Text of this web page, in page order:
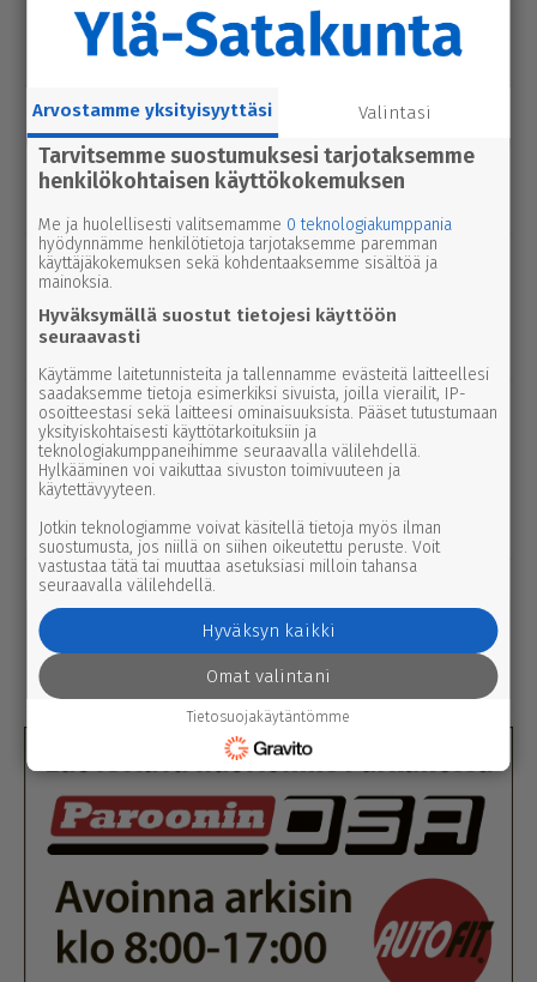
hinko Par­ka­nossa – toi­min­toja jär­jes­
tel­lään par­hail­laan uusiksi
urheilu7.8.2026 14.00
Janne Ojala näkee Parkanon ase­man­
seu­dussa mah­dol­li­suu­den ravi- ja
tapah­tu­ma­kes­kuk­selle
uutinen6.8.2026 2.55
Elisa parantaa 5g-yhteyksiä Karviassa
ja Par­ka­nossa – seuraavan suku­pol­
ven tekniikka kolkuttaa jo ovella
uutinen5.8.2026 12.00
Pääl­lys­tys­työt hidas­ta­vat lii­ken­nettä
3-tiellä Ikaa­lis­ten suunnalla – syys­
kuussa uutta pintaa Kui­vas­jär­ven
suunnalle
uutinen 7.8.2026 3.00
Afrik­ka­lai­nen sikarutto tuli Kaakkois-
Suomeen – vil­li­si­ka­ha­vain­noista on
nyt syytä ilmoittaa myös täällä
Arvostamme yksityisyyttäsi Valintasi
Tarvitsemme suostumuksesi tarjotaksemme
henkilökohtaisen käyttökokemuksen
Me ja huolellisesti valitsemamme 0 teknologiakumppania
hyödynnämme henkilötietoja tarjotaksemme paremman
käyttäjäkokemuksen sekä kohdentaaksemme sisältöä ja
mainoksia.
Hyväksymällä suostut tietojesi käyttöön
seuraavasti
Käytämme laitetunnisteita ja tallennamme evästeitä laitteellesi
saadaksemme tietoja esimerkiksi sivuista, joilla vierailit, IP-
osoitteestasi sekä laitteesi ominaisuuksista. Pääset tutustumaan
yksityiskohtaisesti käyttötarkoituksiin ja
teknologiakumppaneihimme seuraavalla välilehdellä.
Hylkääminen voi vaikuttaa sivuston toimivuuteen ja
käytettävyyteen.
Jotkin teknologiamme voivat käsitellä tietoja myös ilman
suostumusta, jos niillä on siihen oikeutettu peruste. Voit
vastustaa tätä tai muuttaa asetuksiasi milloin tahansa
seuraavalla välilehdellä.
Hyväksyn kaikki
Omat valintani
Tietosuojakäytäntömme